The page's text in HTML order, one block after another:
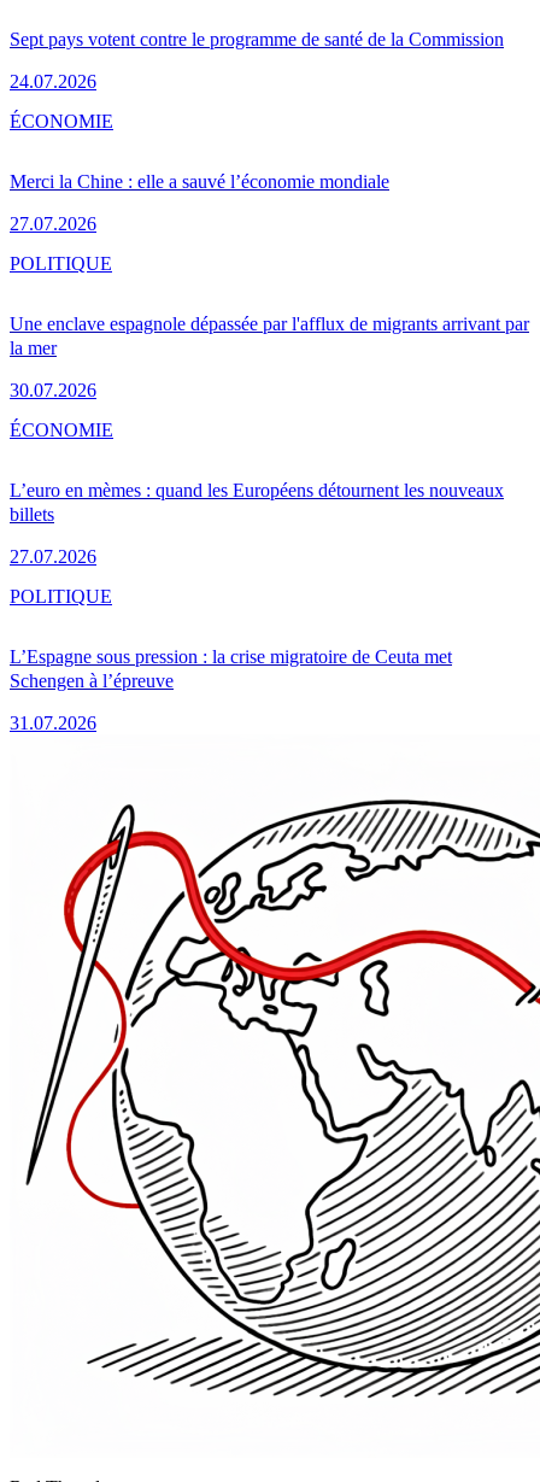
Sept pays votent contre le programme de santé de la Commission
24.07.2026
Merci la Chine : elle a sauvé l’économie mondiale
27.07.2026
ÉCONOMIE
Une enclave espagnole dépassée par l'afflux de migrants arrivant par
la mer
30.07.2026
POLITIQUE
L’euro en mèmes : quand les Européens détournent les nouveaux
billets
27.07.2026
ÉCONOMIE
L’Espagne sous pression : la crise migratoire de Ceuta met
Schengen à l’épreuve
31.07.2026
POLITIQUE